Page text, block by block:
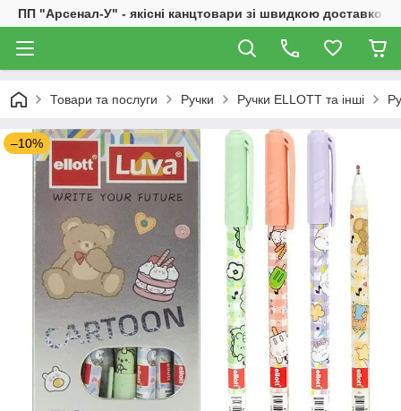
ПП "Арсенал-У" - якісні канцтовари зі швидкою доставкою
Товари та послуги Ручки Ручки ELLOTT та інші
–10%